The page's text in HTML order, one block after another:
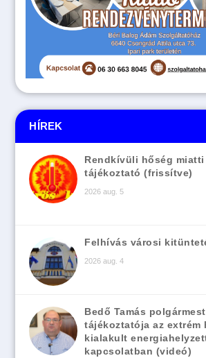
HÍREK
Rendkívüli hőség
tájékoztató (frissítve)
2026 aug. 5
Felhívás városi
2026 aug. 4
Bedő Tamás
tájékoztatója az extrém
kialakult
kapcsolatban (videó)